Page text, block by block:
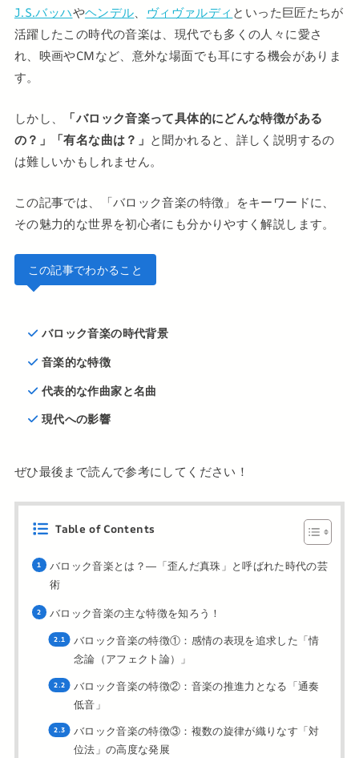
J.S.バッハやヘンデル、 ヴィヴァルディ といった巨匠たちが
活躍したこの時代の音楽は、現代でも多くの人々に愛さ
れ、映画やCMなど、意外な場面でも耳にする機会がありま
す。
しかし、
「バロック音楽って具体的にどんな特徴がある
の？」「有名な曲は？」 と聞かれると、詳しく説明するの
は難しいかもしれません。
この記事では、「バロック音楽の特徴」をキーワードに、
その魅力的な世界を初心者にも分かりやすく解説します。
この記事でわかること
バロック音楽の時代背景
音楽的な特徴
代表的な作曲家と名曲
現代への影響
ぜひ最後まで読んで参考にしてください！
Table of Contents
バロック音楽とは？―「歪んだ真珠」と呼ばれた時代の芸
術
バロック音楽の主な特徴を知ろう！
バロック音楽の特徴①：感情の表現を追求した「情
念論（アフェクト論）」
バロック音楽の特徴②：音楽の推進力となる「通奏
低音」
バロック音楽の特徴③：複数の旋律が織りなす「対
位法」の高度な発展